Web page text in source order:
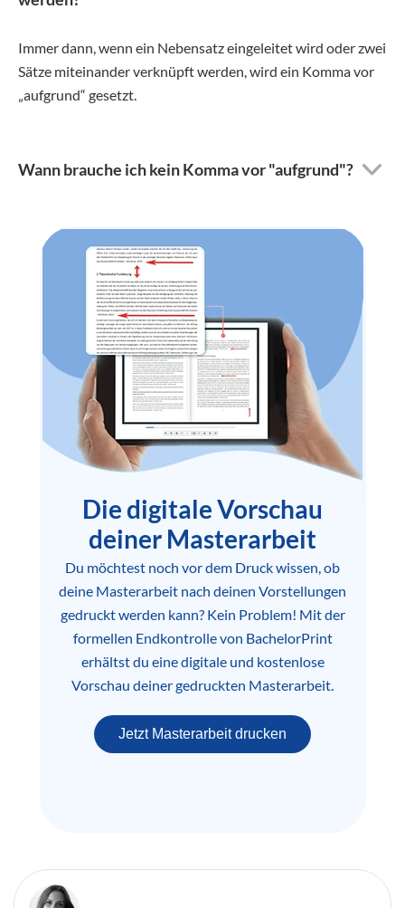
Immer dann, wenn ein Nebensatz eingeleitet wird oder zwei
Sätze miteinander verknüpft werden, wird ein Komma vor
„aufgrund“ gesetzt.
Wann brauche ich kein Komma vor "aufgrund"?
Die digitale Vorschau
deiner Masterarbeit
Du möchtest noch vor dem Druck wissen, ob
deine Masterarbeit nach deinen Vorstellungen
gedruckt werden kann? Kein Problem! Mit der
formellen Endkontrolle von BachelorPrint
erhältst du eine digitale und kostenlose
Vorschau deiner gedruckten Masterarbeit.
Jetzt Masterarbeit drucken